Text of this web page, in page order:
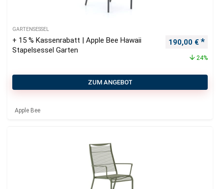
GARTENSESSEL
+ 15 % Kassenrabatt | Apple Bee Hawaii
Stapelsessel Garten
190,00 €
24%
ZUM ANGEBOT
Apple Bee